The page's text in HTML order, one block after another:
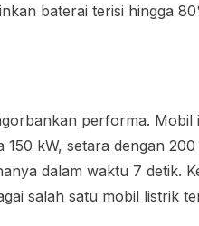
baterai terisi hingga
performa. Mobil
kW, setara dengan
dalam waktu 7 detik.
salah satu mobil listrik